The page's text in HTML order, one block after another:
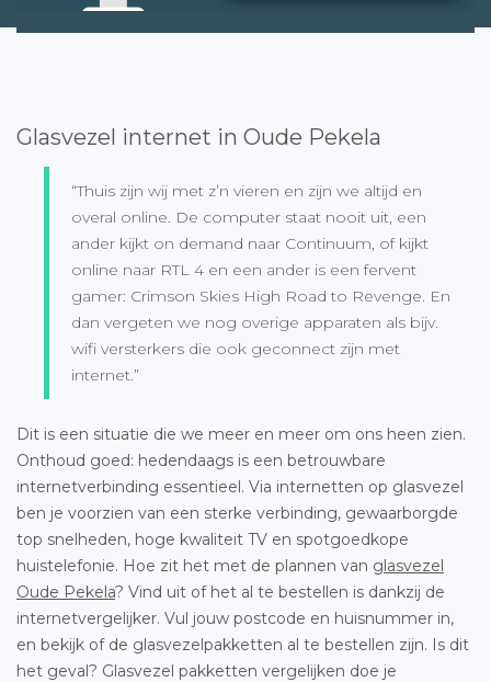
Glasvezel internet in Oude Pekela
“Thuis zijn wij met z’n vieren en zijn we altijd en
overal online. De computer staat nooit uit, een
ander kijkt on demand naar Continuum, of kijkt
online naar RTL 4 en een ander is een fervent
gamer: Crimson Skies High Road to Revenge. En
dan vergeten we nog overige apparaten als bijv.
wifi versterkers die ook geconnect zijn met
internet.”
Dit is een situatie die we meer en meer om ons heen zien.
Onthoud goed: hedendaags is een betrouwbare
internetverbinding essentieel. Via internetten op glasvezel
ben je voorzien van een sterke verbinding, gewaarborgde
top snelheden, hoge kwaliteit TV en spotgoedkope
huistelefonie. Hoe zit het met de plannen van glasvezel
Oude Pekela? Vind uit of het al te bestellen is dankzij de
internetvergelijker. Vul jouw postcode en huisnummer in,
en bekijk of de glasvezelpakketten al te bestellen zijn. Is dit
het geval? Glasvezel pakketten vergelijken doe je